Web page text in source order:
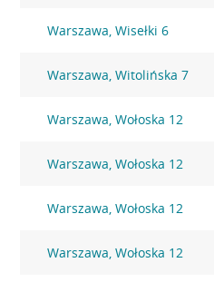
Warszawa, Wisełki 6
Warszawa, Witolińska 7
Warszawa, Wołoska 12
Warszawa, Wołoska 12
Warszawa, Wołoska 12
Warszawa, Wołoska 12